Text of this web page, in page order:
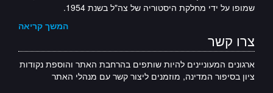
שמופו על ידי מחלקת היסטוריה של צה"ל בשנת 1954.
המשך קריאה
צרו קשר
ארגונים המעוניינים להיות שותפים בהרחבת האתר והוספת נקודות
ציון בסיפור המדינה, מוזמנים ליצור קשר עם מנהלי האתר